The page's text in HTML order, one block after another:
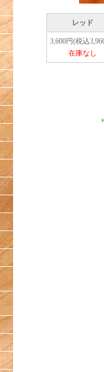
レッド
3,600円(税込
在庫なし